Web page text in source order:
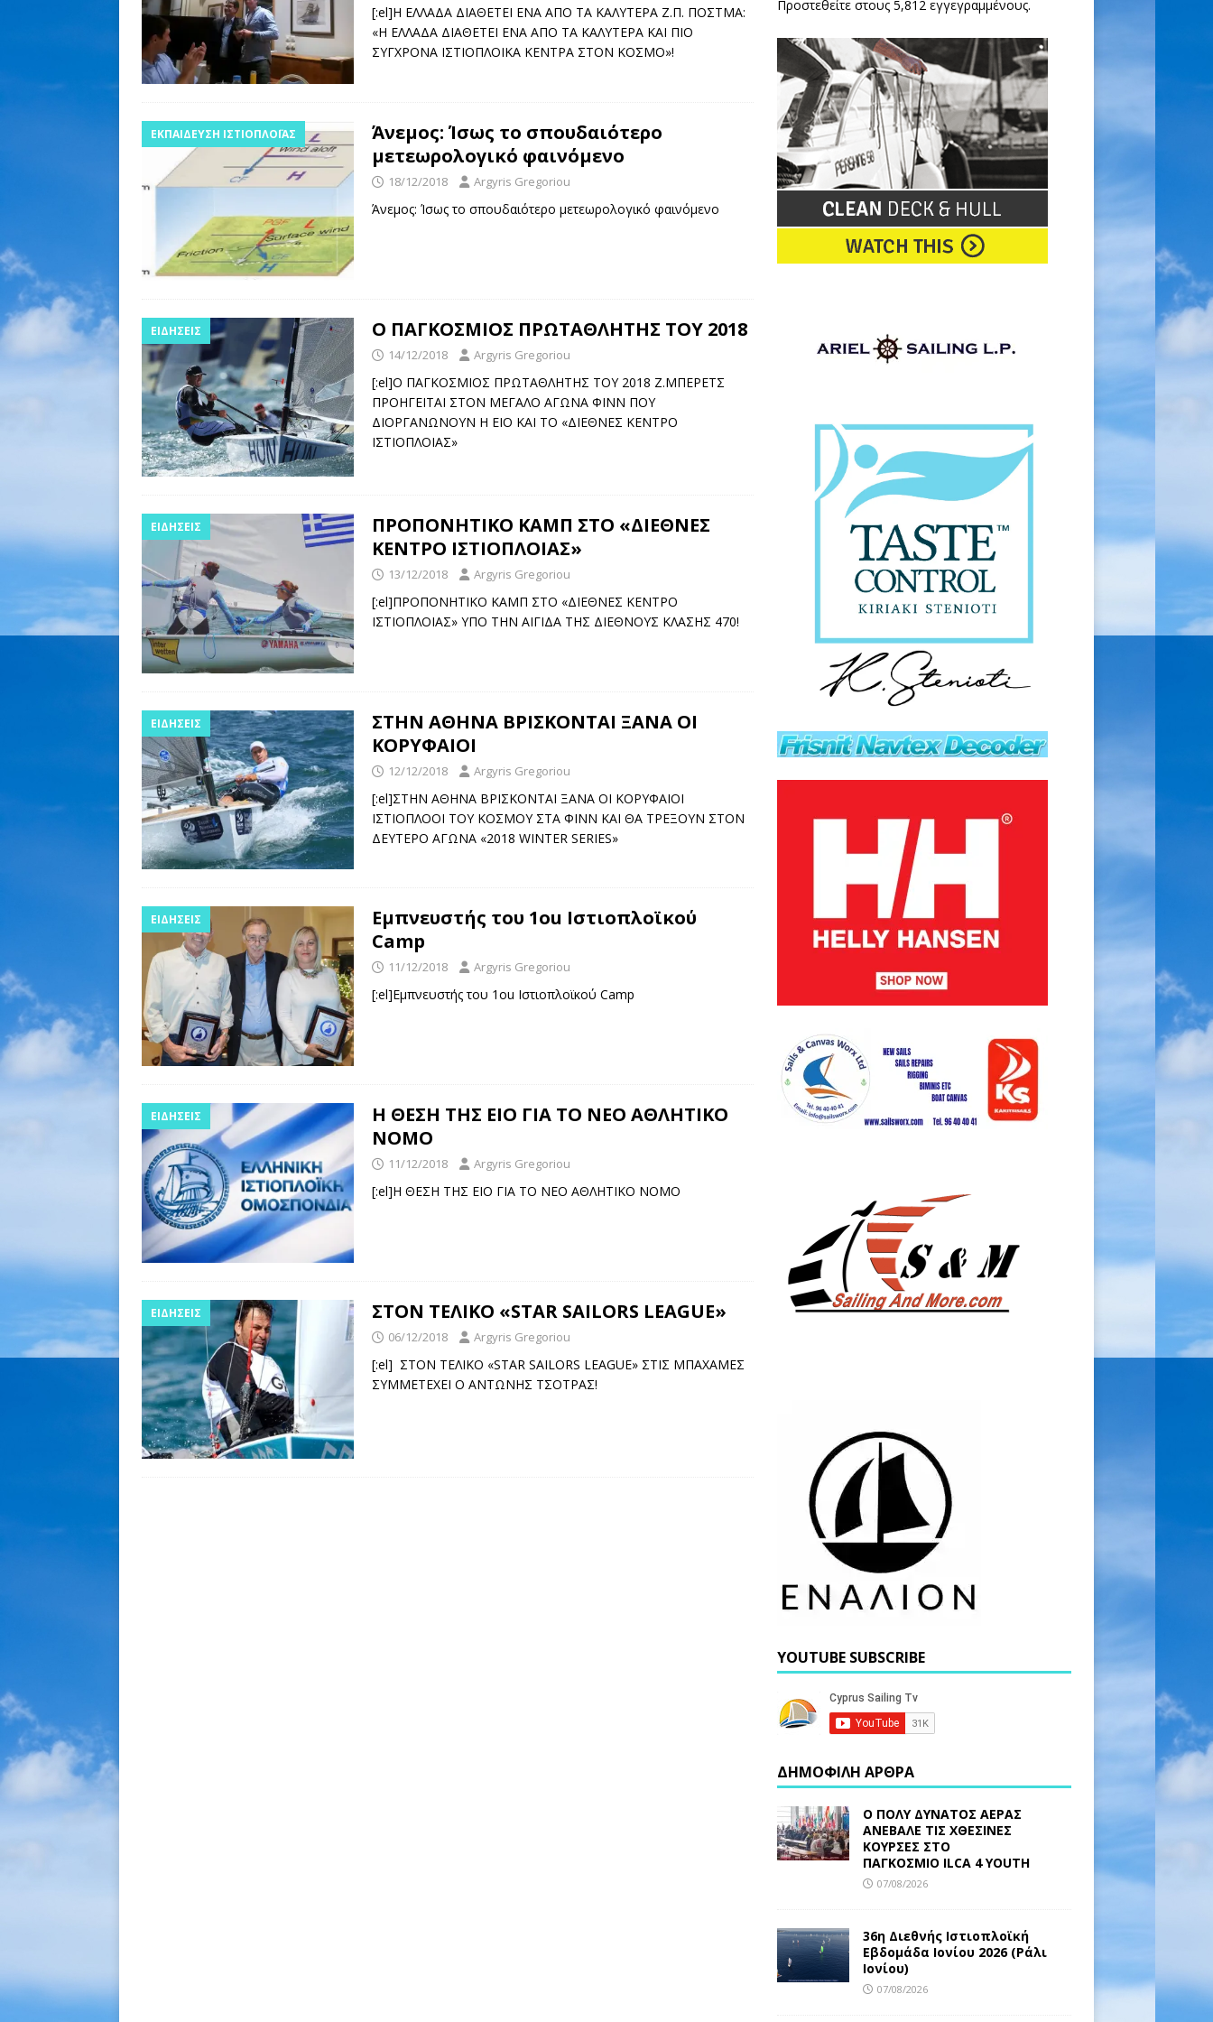
ΠΑΓΚΟΣΜΙΟ ILCA 4 YOUTH
ΕΙΔΉΣΕΙΣ
[:el]Η ΕΛΛΑΔΑ ΔΙΑΘΕΤΕΙ ΕΝΑ ΑΠΟ ΤΑ ΚΑΛΥΤΕΡΑ Ζ.Π. ΠΟΣΤΜΑ:
«Η ΕΛΛΑΔΑ ΔΙΑΘΕΤΕΙ ΕΝΑ ΑΠΟ ΤΑ ΚΑΛΥΤΕΡΑ ΚΑΙ ΠΙΟ
ΣΥΓΧΡΟΝΑ ΙΣΤΙΟΠΛΟΙΚΑ ΚΕΝΤΡΑ ΣΤΟΝ ΚΟΣΜΟ»!
ΕΚΠΑΊΔΕΥΣΗ ΙΣΤΙΟΠΛΟΪ́ΑΣ
Άνεμος: Ίσως το σπουδαιότερο
μετεωρολογικό φαινόμενο
18/12/2018 Argyris Gregoriou
Άνεμος: Ίσως το σπουδαιότερο μετεωρολογικό φαινόμενο
ΕΙΔΉΣΕΙΣ Ο ΠΑΓΚΟΣΜΙΟΣ ΠΡΩΤΑΘΛΗΤΗΣ ΤΟΥ 2018
14/12/2018 Argyris Gregoriou
[:el]Ο ΠΑΓΚΟΣΜΙΟΣ ΠΡΩΤΑΘΛΗΤΗΣ ΤΟΥ 2018 Ζ.ΜΠΕΡΕΤΣ
ΠΡΟΗΓΕΙΤΑΙ ΣΤΟΝ ΜΕΓΑΛΟ ΑΓΩΝΑ ΦΙΝΝ ΠΟΥ
ΔΙΟΡΓΑΝΩΝΟΥΝ Η ΕΙΟ ΚΑΙ ΤΟ «ΔΙΕΘΝΕΣ ΚΕΝΤΡΟ
ΙΣΤΙΟΠΛΟΙΑΣ»
ΕΙΔΉΣΕΙΣ
ΠΡΟΠΟΝΗΤΙΚΟ ΚΑΜΠ ΣΤΟ «ΔΙΕΘΝΕΣ
ΚΕΝΤΡΟ ΙΣΤΙΟΠΛΟΙΑΣ»
13/12/2018 Argyris Gregoriou
[:el]ΠΡΟΠΟΝΗΤΙΚΟ ΚΑΜΠ ΣΤΟ «ΔΙΕΘΝΕΣ ΚΕΝΤΡΟ
ΙΣΤΙΟΠΛΟΙΑΣ» ΥΠΟ ΤΗΝ ΑΙΓΙΔΑ ΤΗΣ ΔΙΕΘΝΟΥΣ ΚΛΑΣΗΣ 470!
ΕΙΔΉΣΕΙΣ
ΣΤΗΝ ΑΘΗΝΑ ΒΡΙΣΚΟNTAI ΞΑΝΑ ΟΙ
ΚΟΡΥΦΑΙΟΙ
12/12/2018 Argyris Gregoriou
[:el]ΣΤΗΝ ΑΘΗΝΑ ΒΡΙΣΚΟNTAI ΞΑΝΑ ΟΙ ΚΟΡΥΦΑΙΟΙ
ΙΣΤΙΟΠΛΟΟΙ ΤΟΥ ΚΟΣΜΟΥ ΣΤΑ ΦΙΝΝ ΚΑΙ ΘΑ ΤΡΕΞΟΥΝ ΣΤΟΝ
ΔΕΥΤΕΡΟ ΑΓΩΝΑ «2018 WINTER SERIES»
ΕΙΔΉΣΕΙΣ
Εμπνευστής του 1ou Ιστιοπλοϊκού
Camp
11/12/2018 Argyris Gregoriou
[:el]Εμπνευστής του 1ou Ιστιοπλοϊκού Camp
ΕΙΔΉΣΕΙΣ
Η ΘΕΣΗ ΤΗΣ ΕΙΟ ΓΙΑ ΤΟ ΝΕΟ ΑΘΛΗΤΙΚΟ
ΝΟΜΟ
11/12/2018 Argyris Gregoriou
[:el]Η ΘΕΣΗ ΤΗΣ ΕΙΟ ΓΙΑ ΤΟ ΝΕΟ ΑΘΛΗΤΙΚΟ ΝΟΜΟ
ΕΙΔΉΣΕΙΣ ΣΤΟΝ ΤΕΛΙΚΟ «STAR SAILORS LEAGUE»
06/12/2018 Argyris Gregoriou
[:el] ΣΤΟΝ ΤΕΛΙΚΟ «STAR SAILORS LEAGUE» ΣΤΙΣ ΜΠΑΧΑΜΕΣ
ΣΥΜΜΕΤΕΧΕΙ Ο ΑΝΤΩΝΗΣ ΤΣΟΤΡΑΣ!
Προστεθείτε στους 5,812 εγγεγραμμένους.
YOUTUBE SUBSCRIBE
ΔΗΜΟΦΙΛΗ ΑΡΘΡΑ
Ο ΠΟΛΥ ΔΥΝΑΤΟΣ ΑΕΡΑΣ
ΑΝΕΒΑΛΕ ΤΙΣ ΧΘΕΣΙΝΕΣ
ΚΟΥΡΣΕΣ ΣΤΟ
ΠΑΓΚΟΣΜΙΟ ILCA 4 YOUTH
07/08/2026
36η Διεθνής Ιστιοπλοϊκή
Εβδομάδα Ιονίου 2026 (Ράλι
Ιονίου)
07/08/2026